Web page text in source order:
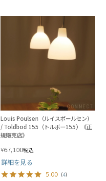
Louis Poulsen（ルイスポールセン）
/ Toldbod 155（トルボー155）《正
規販売店》
¥67,100税込
詳細を見る
5.00 （4）